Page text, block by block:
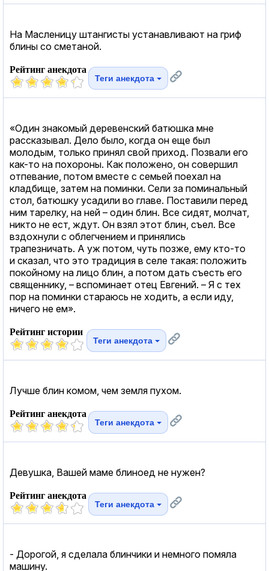
На Масленицу штангисты устанавливают на гриф
блины со сметаной.
Рейтинг анекдота
Теги анекдота
«Один знакомый деревенский батюшка мне
рассказывал. Дело было, когда он еще был
молодым, только принял свой приход. Позвали его
как-то на похороны. Как положено, он совершил
отпевание, потом вместе с семьей поехал на
кладбище, затем на поминки. Сели за поминальный
стол, батюшку усадили во главе. Поставили перед
ним тарелку, на ней – один блин. Все сидят, молчат,
никто не ест, ждут. Он взял этот блин, съел. Все
вздохнули с облегчением и принялись
трапезничать. А уж потом, чуть позже, ему кто-то
и сказал, что это традиция в селе такая: положить
покойному на лицо блин, а потом дать съесть его
священнику, – вспоминает отец Евгений. – Я с тех
пор на поминки стараюсь не ходить, а если иду,
ничего не ем».
Рейтинг истории
Теги анекдота
Лучше блин комом, чем земля пухом.
Рейтинг анекдота
Теги анекдота
Девушка, Вашей маме блиноед не нужен?
Рейтинг анекдота
Теги анекдота
- Дорогой, я сделала блинчики и немного помяла
машину.